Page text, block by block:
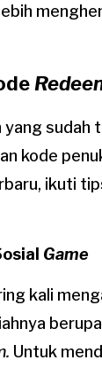
yang sudah
kode
ikuti
Game
kali
Untuk